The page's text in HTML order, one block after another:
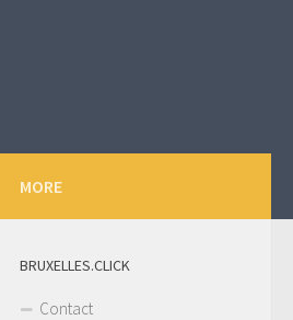
MORE
BRUXELLES.CLICK
Contact